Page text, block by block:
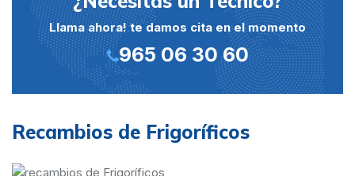
Llama ahora! te damos cita en el momento
965 06 30 60
Recambios de Frigoríficos